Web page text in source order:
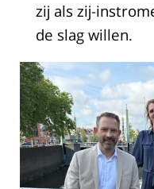
zij als zij-
de slag willen.